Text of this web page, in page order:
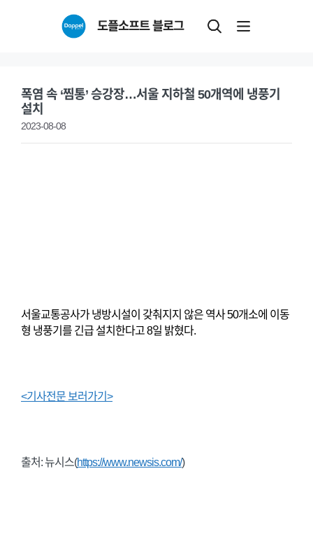
도플소프트 블로그
폭염 속 ‘찜통’ 승강장…서울 지하철 50개역에 냉풍기
설치
2023-08-08
서울교통공사가 냉방시설이 갖춰지지 않은 역사 50개소에 이동
형 냉풍기를 긴급 설치한다고 8일 밝혔다.
<기사전문 보러가기>
출처: 뉴시스(https://www.newsis.com/)